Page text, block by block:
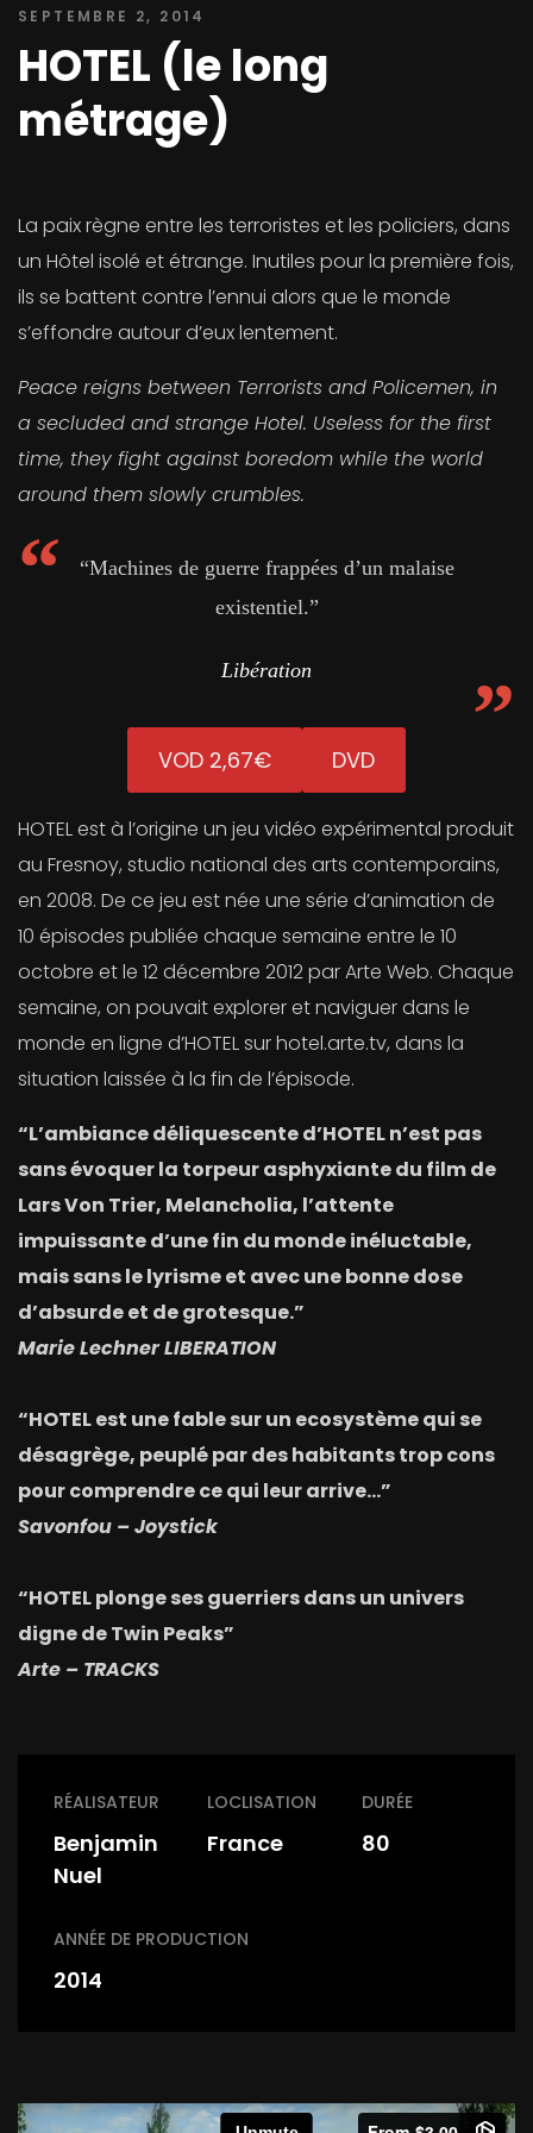
SEPTEMBRE 2, 2014
HOTEL (le long
métrage)
La paix règne entre les terroristes et les policiers, dans
un Hôtel isolé et étrange. Inutiles pour la première fois,
ils se battent contre l’ennui alors que le monde
s’effondre autour d’eux lentement.
Peace reigns between Terrorists and Policemen, in
a secluded and strange Hotel. Useless for the first
time, they fight against boredom while the world
around them slowly crumbles.
“Machines de guerre frappées d’un malaise
existentiel.”
Libération
VOD 2,67€ DVD
HOTEL est à l’origine un jeu vidéo expérimental produit
au Fresnoy, studio national des arts contemporains,
en 2008. De ce jeu est née une série d’animation de
10 épisodes publiée chaque semaine entre le 10
octobre et le 12 décembre 2012 par Arte Web. Chaque
semaine, on pouvait explorer et naviguer dans le
monde en ligne d’HOTEL sur hotel.arte.tv, dans la
situation laissée à la fin de l’épisode.
“L’ambiance déliquescente d’HOTEL n’est pas
sans évoquer la torpeur asphyxiante du film de
Lars Von Trier, Melancholia, l’attente
impuissante d’une fin du monde inéluctable,
mais sans le lyrisme et avec une bonne dose
d’absurde et de grotesque.”
Marie Lechner LIBERATION
“HOTEL est une fable sur un ecosystème qui se
désagrège, peuplé par des habitants trop cons
pour comprendre ce qui leur arrive…”
Savonfou – Joystick
“HOTEL plonge ses guerriers dans un univers
digne de Twin Peaks”
Arte – TRACKS
RÉALISATEUR
Benjamin
Nuel
LOCLISATION
France
DURÉE
80
ANNÉE DE PRODUCTION
2014